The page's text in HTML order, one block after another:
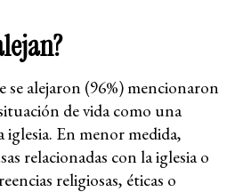
se alejaron (96%) mencionaron
de vida como una
iglesia. En menor medida,
relacionadas con la iglesia o
religiosas, éticas o